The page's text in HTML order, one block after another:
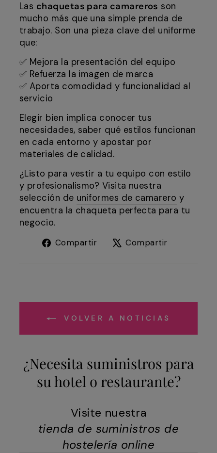
Las chaquetas para camareros son
mucho más que una simple prenda de
trabajo. Son una pieza clave del uniforme
que:
✅ Mejora la presentación del equipo
✅ Refuerza la imagen de marca
✅ Aporta comodidad y funcionalidad al
servicio
Elegir bien implica conocer tus
necesidades, saber qué estilos funcionan
en cada entorno y apostar por
materiales de calidad.
¿Listo para vestir a tu equipo con estilo
y profesionalismo? Visita nuestra
selección de uniformes de camarero y
encuentra la chaqueta perfecta para tu
negocio.
Compartir
Compartir
Compartir
VOLVER A NOTICIAS
¿Necesita suministros para
su hotel o restaurante?
Visite nuestra
tienda de suministros de
hostelería online